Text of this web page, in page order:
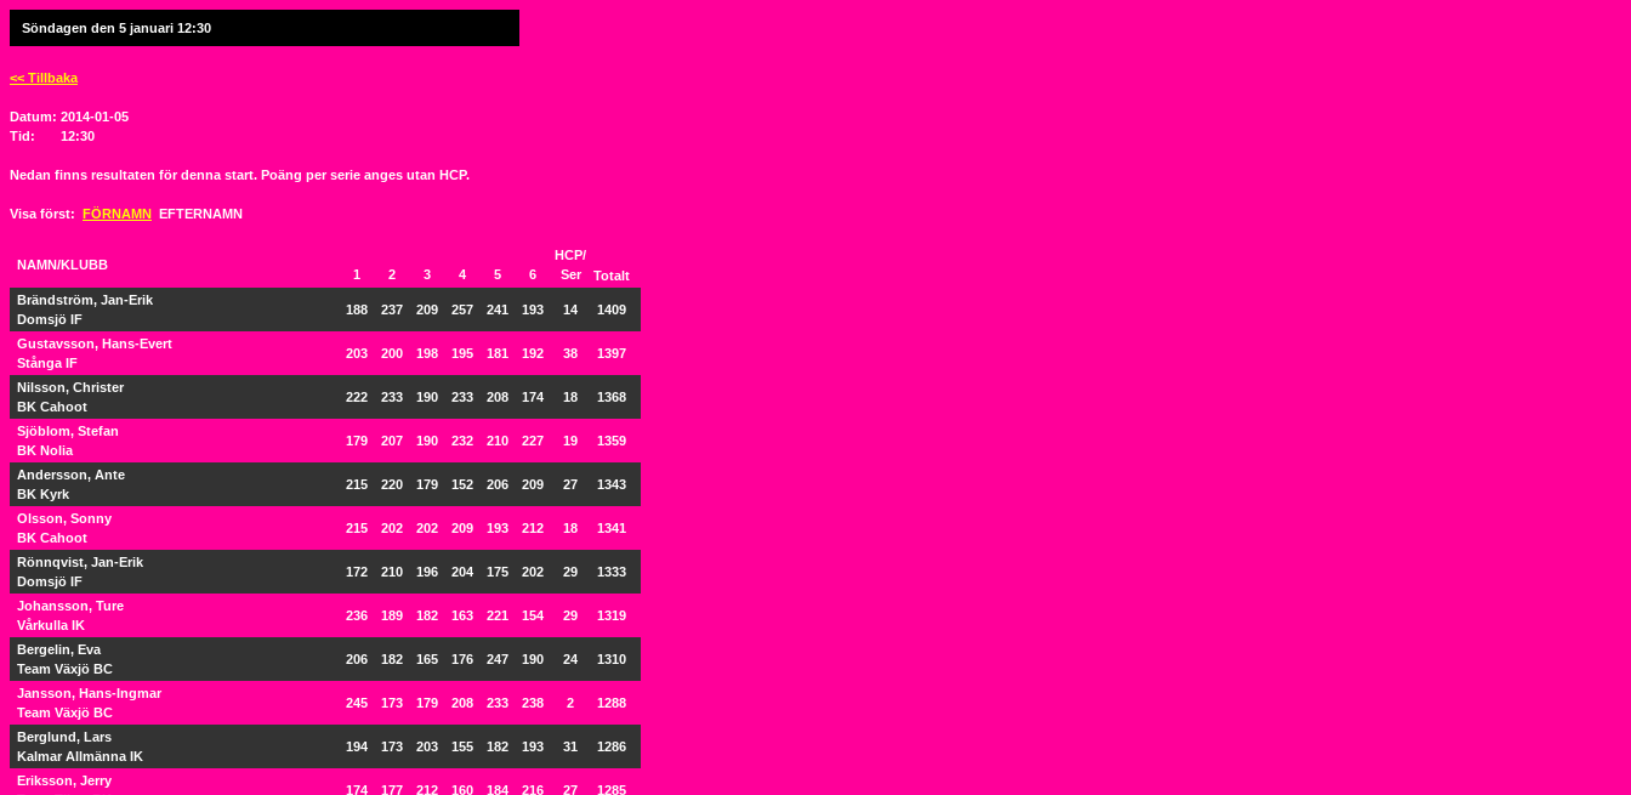
Söndagen den 5 januari 12:30
<< Tillbaka
Datum: 2014-01-05
Tid:
12:30
Nedan finns resultaten för denna start. Poäng per serie anges utan HCP.
Visa först: FÖRNAMN EFTERNAMN
NAMN/KLUBB
1 2 3 4 5 6
HCP/
Ser
Totalt
Brändström, Jan-Erik
Domsjö IF
188 237 209 257 241 193 14 1409
Gustavsson, Hans-Evert
Stånga IF
203 200 198 195 181 192 38 1397
Nilsson, Christer
BK Cahoot
222 233 190 233 208 174 18 1368
Sjöblom, Stefan
BK Nolia
179 207 190 232 210 227 19 1359
Andersson, Ante
BK Kyrk
215 220 179 152 206 209 27 1343
Olsson, Sonny
BK Cahoot
215 202 202 209 193 212 18 1341
Rönnqvist, Jan-Erik
Domsjö IF
172 210 196 204 175 202 29 1333
Johansson, Ture
Vårkulla IK
236 189 182 163 221 154 29 1319
Bergelin, Eva
Team Växjö BC
206 182 165 176 247 190 24 1310
Jansson, Hans-Ingmar
Team Växjö BC
245 173 179 208 233 238 2 1288
Berglund, Lars
Kalmar Allmänna IK
194 173 203 155 182 193 31 1286
Eriksson, Jerry
174 177 212 160 184 216 27 1285